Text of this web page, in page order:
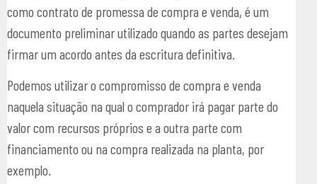
como contrato de promessa de compra e venda, é um
documento preliminar utilizado quando as partes desejam
firmar um acordo antes da escritura definitiva.
Podemos utilizar o compromisso de compra e venda
naquela situação na qual o comprador irá pagar parte do
valor com recursos próprios e a outra parte com
financiamento ou na compra realizada na planta, por
exemplo.